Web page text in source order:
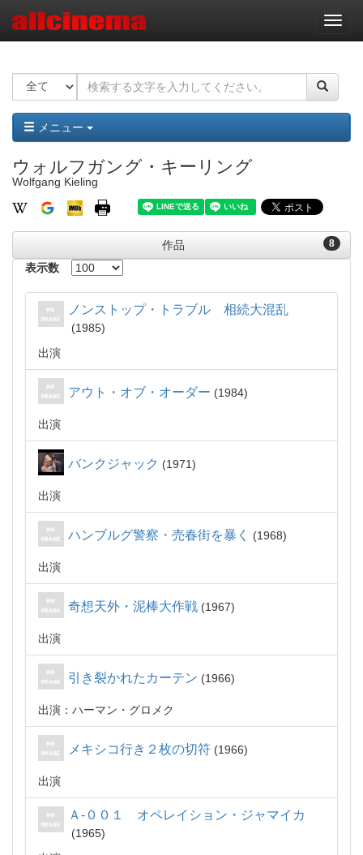
ナ
ビ
ー
ョ
ン
メニュー
ウォルフガング・キーリング
Wolfgang Kieling
8
作品
表示数
ノンストップ・トラブル 相続大混乱
1985
出演
アウト・オブ・オーダー 1984
出演
バンクジャック 1971
出演
ハンブルグ警察・売春街を暴く 1968
出演
奇想天外・泥棒大作戦 1967
出演
引き裂かれたカーテン 1966
出演：ハーマン・グロメク
メキシコ行き２枚の切符 1966
出演
Ａ-００１ オペレイション・ジャマイカ
1965